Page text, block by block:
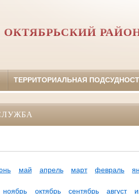
ОКТЯБРЬСКИЙ
ТЕРРИТОРИАЛЬНАЯ
май апрель март февраль
ноябрь октябрь сентябрь август